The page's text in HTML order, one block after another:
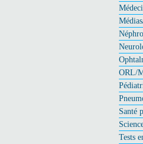
ORL/
Santé
Tests